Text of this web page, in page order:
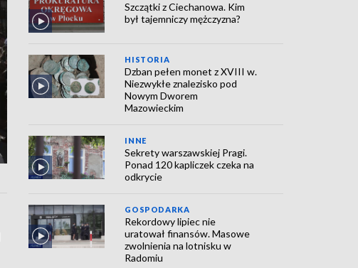
Szczątki z Ciechanowa. Kim
był tajemniczy mężczyzna?
HISTORIA
Dzban pełen monet z XVIII w.
Niezwykłe znalezisko pod
Nowym Dworem
Mazowieckim
INNE
Sekrety warszawskiej Pragi.
Ponad 120 kapliczek czeka na
odkrycie
GOSPODARKA
Rekordowy lipiec nie
uratował finansów. Masowe
zwolnienia na lotnisku w
Radomiu